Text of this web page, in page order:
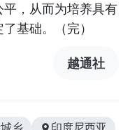
，从而为培养具有
基础。（完）
越通社